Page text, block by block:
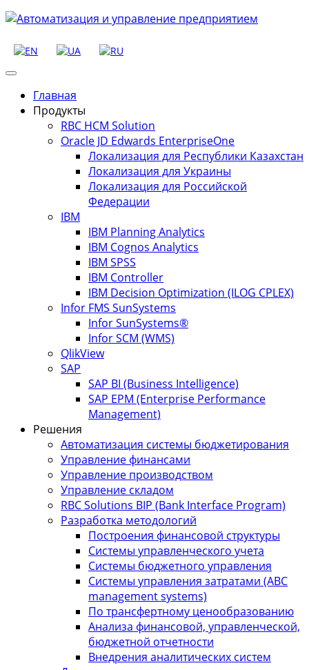
Главная
Продукты
RBC HCM Solution
Oracle JD Edwards EnterpriseOne
Локализация для Республики Казахстан
Локализация для Украины
Локализация для Российской
Федерации
IBM
IBM Planning Analytics
IBM Cognos Analytics
IBM SPSS
IBM Controller
IBM Decision Optimization (ILOG CPLEX)
Infor FMS SunSystems
Infor SunSystems®
Infor SCM (WMS)
QlikView
SAP
SAP BI (Business Intelligence)
SAP EPM (Enterprise Performance
Management)
Решения
Автоматизация системы бюджетирования
Управление финансами
Управление производством
Управление складом
RBC Solutions BIP (Bank Interface Program)
Разработка методологий
Построения финансовой структуры
Системы управленческого учета
Системы бюджетного управления
Системы управления затратами (АBC
management systems)
По трансфертному ценообразованию
Анализа финансовой, управленческой,
бюджетной отчетности
Внедрения аналитических систем